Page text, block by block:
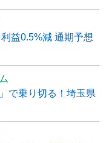
益0.5%減 通期予想
で乗り切る！埼玉県